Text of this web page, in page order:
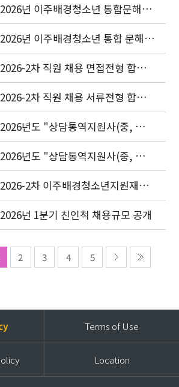
2026년 이주배경청소년 통합문해력
교육지원사업 수행기관 선정 결과 발
표
2026년 이주배경청소년 통합 문해력
교육지원 사업 위탁기관 신청 공고
2026-2차 직원 채용 면접전형 합격
자 발표 및 적격심사 안내
2026-2차 직원 채용 서류전형 합격
자 발표 및 면접전형 안내
2026년도 "상담통역지원사(중, 베,
러, 몽)" 면접심사 합격자 발표
2026년도 "상담통역지원사(중, 베,
러, 몽)" 서류심사 합격자 발표
2026-2차 이주배경청소년지원재단
직원(기획운영실/사업운영부/개발
협력부) 채용공고 (~4/26)
2026년 1분기 친인척 채용규모 공개
2 3 4 5
Terms of Use
Location